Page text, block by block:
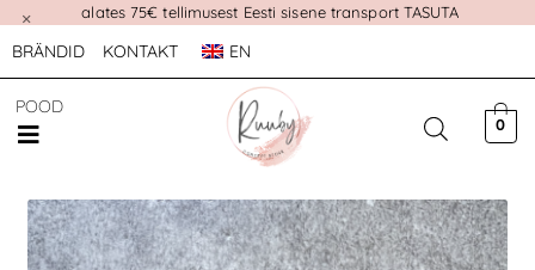
alates 75€ tellimusest Eesti sisene transport TASUTA
×
BRÄNDID KONTAKT EN
POOD
0